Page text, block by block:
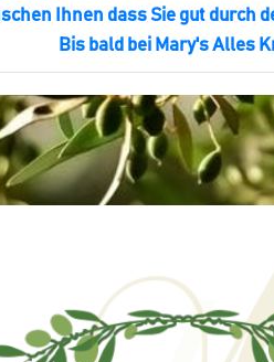
Ihnen dass Sie gut durch
Bis bald bei Mary's Alles